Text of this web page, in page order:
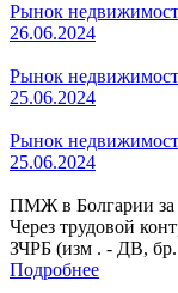
Рынок
26.06.2024
Рынок
25.06.2024
Рынок
25.06.2024
ПМЖ в Болгарии за
Через трудовой
ЗЧРБ (изм . - ДВ, бр.
Подробнее